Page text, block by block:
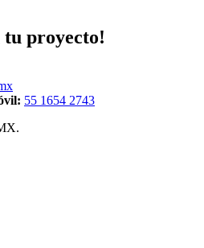
tu proyecto!
55 1654 2743